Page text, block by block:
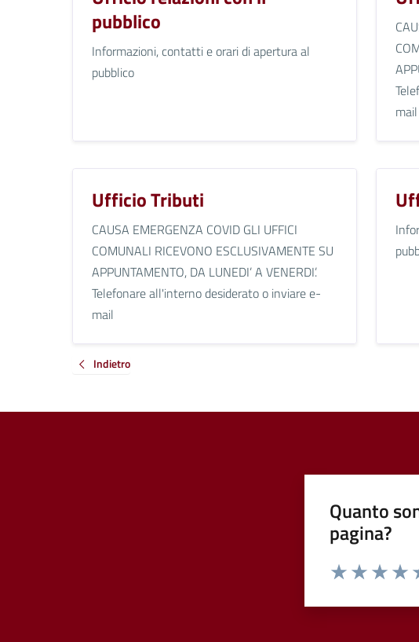
pubblico
Informazioni, contatti e orari di apertura al
pubblico
mail
Ufficio Tributi
CAUSA EMERGENZA COVID GLI UFFICI
COMUNALI RICEVONO ESCLUSIVAMENTE SU
APPUNTAMENTO, DA LUNEDI’ A VENERDI’.
Telefonare all'interno desiderato o inviare e-
mail
Indietro
Quanto
pagina?
Valuta da 1 a 5